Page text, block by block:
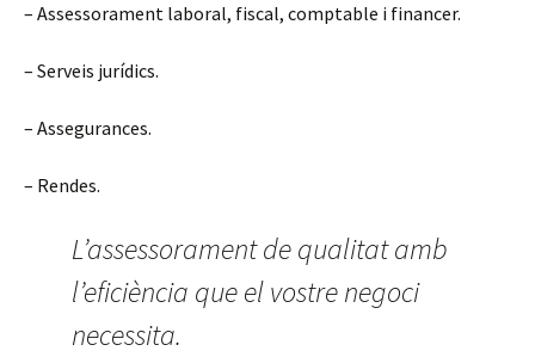
– Assessorament laboral, fiscal, comptable i financer.
– Serveis jurídics.
– Assegurances.
– Rendes.
L’assessorament de qualitat amb
l’eficiència que el vostre negoci
necessita.